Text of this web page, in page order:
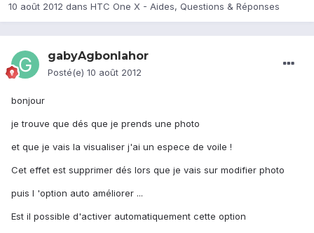
10 août 2012 dans HTC One X - Aides, Questions & Réponses
gabyAgbonlahor
Posté(e) 10 août 2012
bonjour
je trouve que dés que je prends une photo
et que je vais la visualiser j'ai un espece de voile !
Cet effet est supprimer dés lors que je vais sur modifier photo
puis l 'option auto améliorer ...
Est il possible d'activer automatiquement cette option